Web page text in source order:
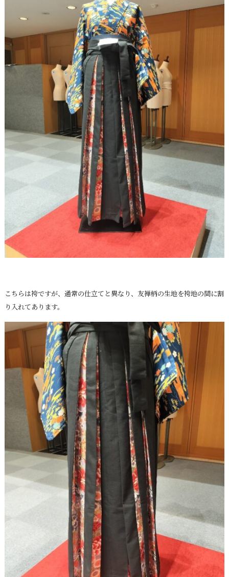
こちらは袴ですが、通常の仕立てと異なり、友禅柄の生地を袴地の間に割
り入れてあります。